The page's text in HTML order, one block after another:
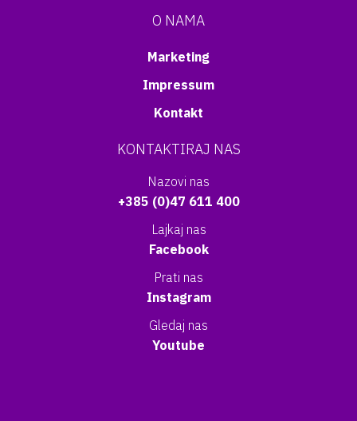
O NAMA
Marketing
Impressum
Kontakt
KONTAKTIRAJ NAS
Nazovi nas
+385 (0)47 611 400
Lajkaj nas
Facebook
Prati nas
Instagram
Gledaj nas
Youtube